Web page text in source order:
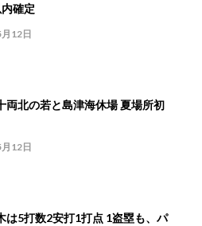
確定
12日
両北の若と島津海休場 夏場所初
12日
は5打数2安打1打点 1盗塁も、パ